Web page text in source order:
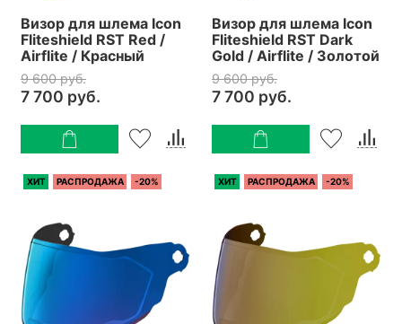
Визор для шлема Icon
Fliteshield RST Red /
Airflite / Красный
9 600 руб.
7 700 руб.
Визор для шлема Icon
Fliteshield RST Dark
Gold / Airflite / Золотой
9 600 руб.
7 700 руб.
ХИТ РАСПРОДАЖА -20% ХИТ РАСПРОДАЖА -20%